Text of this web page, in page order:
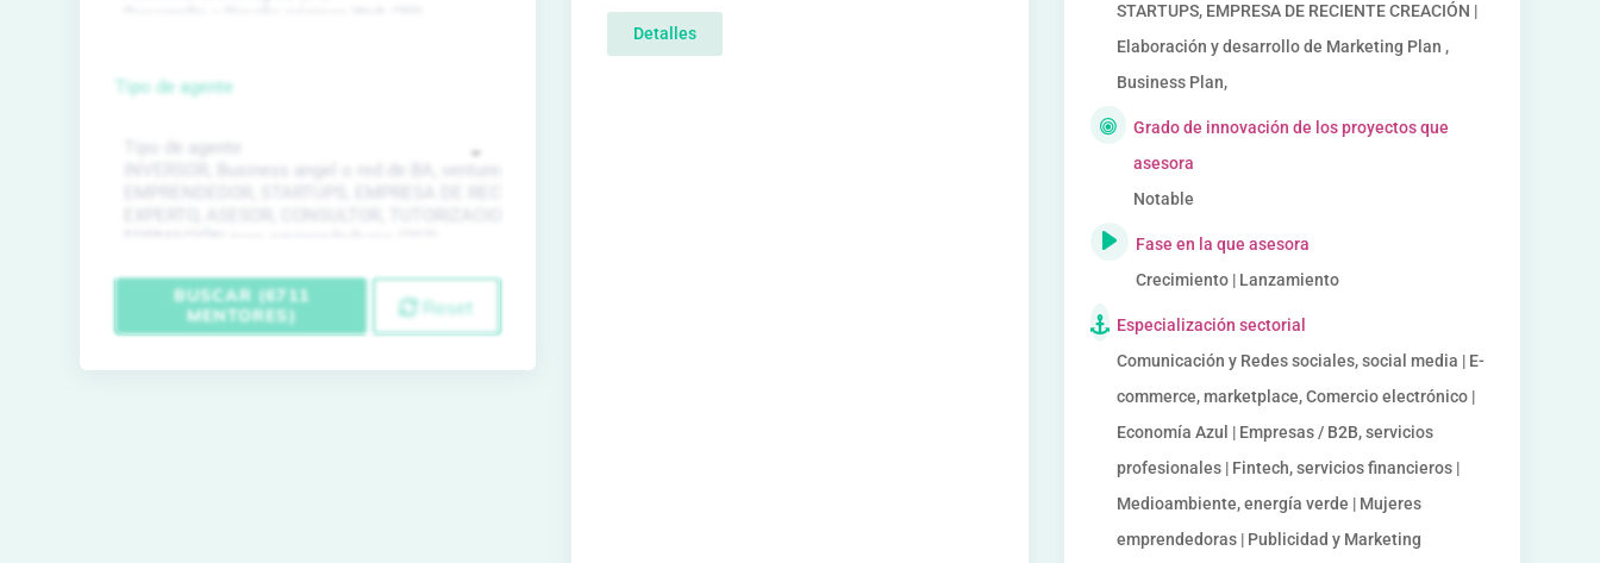
Detalles
STARTUPS, EMPRESA DE RECIENTE CREACIÓN |
Elaboración y desarrollo de Marketing Plan ,
Business Plan,
Grado de innovación de los proyectos que
asesora
Notable
Fase en la que asesora
Crecimiento | Lanzamiento
Especialización sectorial
Comunicación y Redes sociales, social media | E-
commerce, marketplace, Comercio electrónico |
Economía Azul | Empresas / B2B, servicios
profesionales | Fintech, servicios financieros |
Medioambiente, energía verde | Mujeres
emprendedoras | Publicidad y Marketing
Tipo de agente
BUSCAR (6711
MENTORES)
Reset